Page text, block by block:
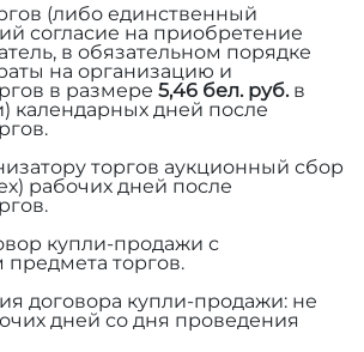
(либо единственный
согласие на приобретение
в обязательном порядке
на организацию и
в размере 5,46 бел. руб.в
календарных дней после
торгов аукционный сбор
рабочих дней после
купли-продажи с
торгов.
договора купли-продажи: не
дней со дня проведения